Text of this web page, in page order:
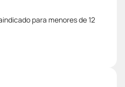
para menores de 12